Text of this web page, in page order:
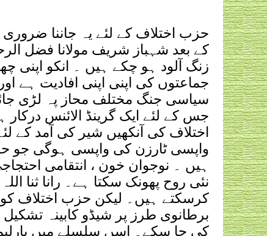
حزب اختلاف کے لئے یہ جاننا
کے بعد شہباز شریف مولانا فضل
زنگ آلود ہو چکے ہیں ۔ انکو اپنی
جماعتوں کی اپنی اپنی افادیت ہے
سیاسی جنگ مختلف محاز پہ لڑی
جس کے لئے ایک گرینڈ الائنس
اختلاف کی آنکھیں شیر کی آمد
واپسی ٹارزن کی واپسی ہوگی جو
ہیں ۔ نوجوان خون ، انتقامی
نئی روح پھونک سکتا ہے۔ رانا ثنا
کرسکتے ہیں۔ لیکن حزب اختلاف کو
برطانوی طرز پر شیڈو کابینہ
کی جا سکے۔ اسں سلسلے میں